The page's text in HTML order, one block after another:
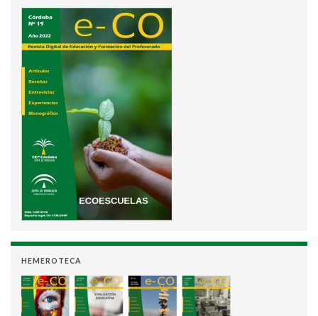
HEMEROTECA